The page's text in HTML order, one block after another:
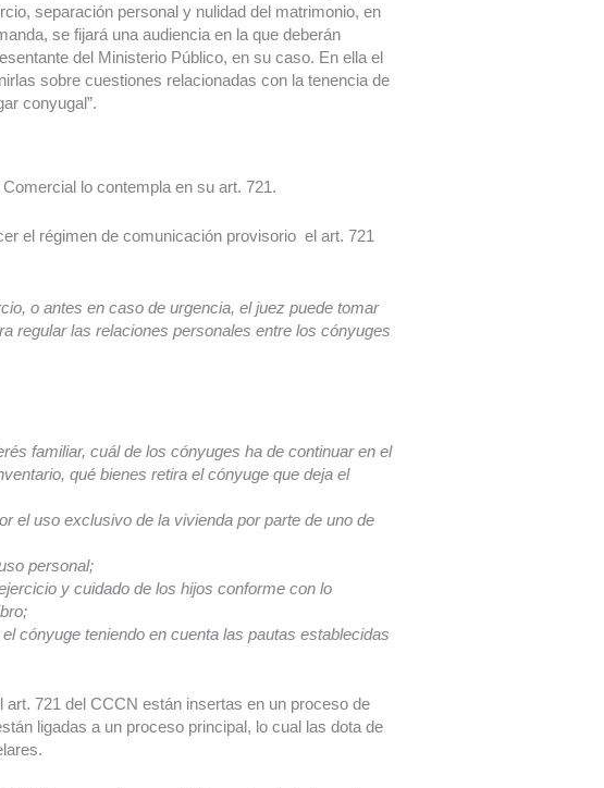
separación personal y nulidad del matrimonio, en
se fijará una audiencia en la que deberán
del Ministerio Público, en su caso. En ella el
sobre cuestiones relacionadas con la tenencia de
conyugal”.
lo contempla en su art. 721.
el régimen de comunicación provisorio el art. 721
o antes en caso de urgencia, el juez puede tomar
regular las relaciones personales entre los cónyuges
familiar, cuál de los cónyuges ha de continuar en el
qué bienes retira el cónyuge que deja el
el uso exclusivo de la vivienda por parte de uno de
personal;
y cuidado de los hijos conforme con lo
cónyuge teniendo en cuenta las pautas establecidas
721 del CCCN están insertas en un proceso de
ligadas a un proceso principal, lo cual las dota de